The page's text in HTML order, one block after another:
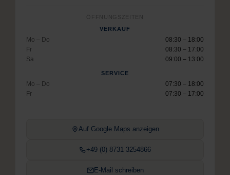
ÖFFNUNGSZEITEN
VERKAUF
Mo – Do
08:30 – 18:00
Fr
08:30 – 17:00
Sa
09:00 – 13:00
SERVICE
Mo – Do
07:30 – 18:00
Fr
07:30 – 17:00
Auf Google Maps anzeigen
+49 (0) 8731 3254866
E-Mail schreiben